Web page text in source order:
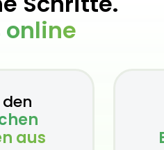
online
aus